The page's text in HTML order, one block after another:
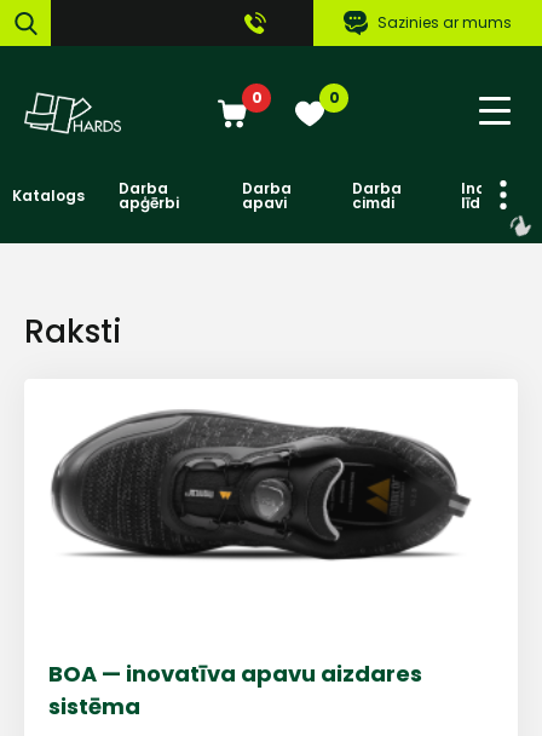
Sazinies ar mums
0 0
Katalogs Darba
apģērbi
Darba
apavi
Darba
cimdi līdzekļi
Raksti
BOA — inovatīva apavu aizdares
sistēma